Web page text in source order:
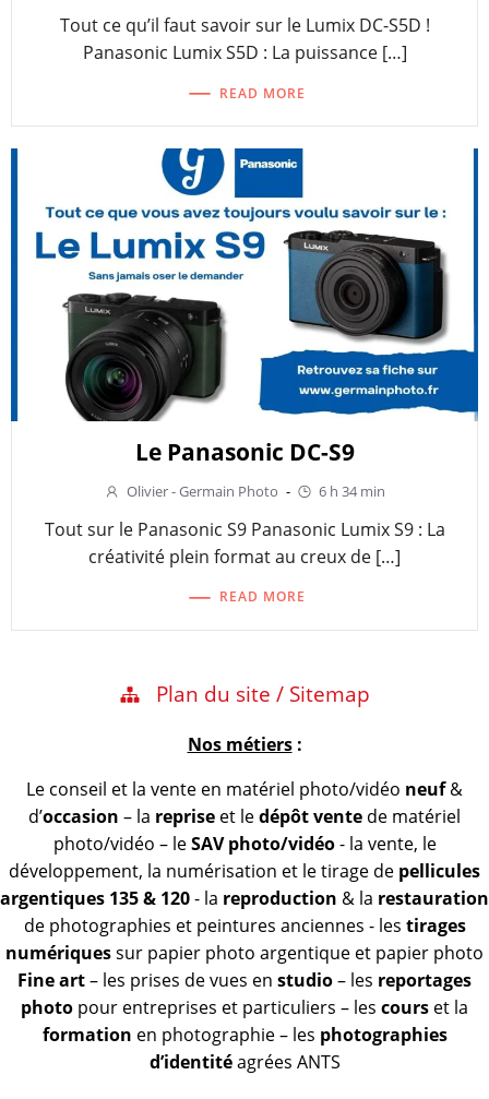
Tout ce qu’il faut savoir sur le Lumix DC-S5D !
Panasonic Lumix S5D : La puissance […]
READ MORE
Le Panasonic DC-S9
Olivier - Germain Photo - 6 h 34 min
Tout sur le Panasonic S9 Panasonic Lumix S9 : La
créativité plein format au creux de […]
READ MORE
Plan du site / Sitemap
Nos métiers:
Le conseil et la vente en matériel photo/vidéo neuf&
d’occasion – la reprise et ledépôt vente de matériel
photo/vidéo – leSAV photo/vidéo- la vente, le
développement, la numérisation et le tirage de pellicules
argentiques 135 & 120- la reproduction & la restauration
de photographies et peintures anciennes - les tirages
numériquessur papier photo argentique et papier photo
Fine art– les prises de vues en studio– les reportages
photo pour entreprises et particuliers – les cours et la
formation en photographie – les photographies
d’identitéagrées ANTS